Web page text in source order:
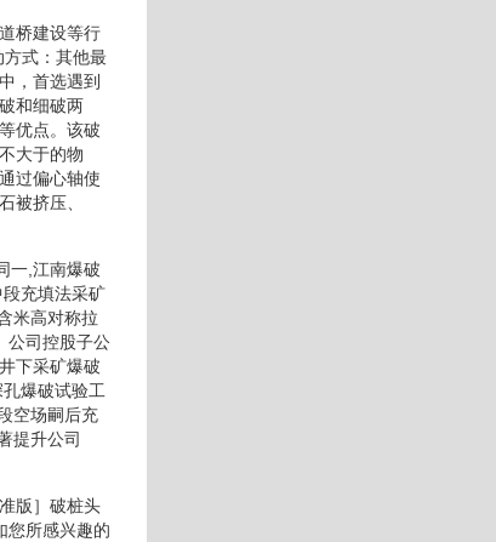
桥建设等行
式：其他最
，首选遇到
和细破两
优点。该破
大于的物
过偏心轴使
被挤压、
一,江南爆破
充填法采矿
米高对称拉
公司控股子公
下采矿爆破
爆破试验工
空场嗣后充
提升公司
版］破桩头
您所感兴趣的